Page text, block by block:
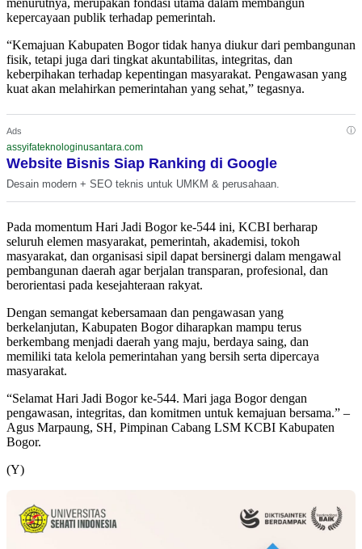
menurutnya, merupakan fondasi utama dalam membangun
kepercayaan publik terhadap pemerintah.
“Kemajuan Kabupaten Bogor tidak hanya diukur dari pembangunan
fisik, tetapi juga dari tingkat akuntabilitas, integritas, dan
keberpihakan terhadap kepentingan masyarakat. Pengawasan yang
kuat akan melahirkan pemerintahan yang sehat,” tegasnya.
Ads ⓘ
assyifateknologinusantara.com
Website Bisnis Siap Ranking di Google
Desain modern + SEO teknis untuk UMKM & perusahaan.
Pada momentum Hari Jadi Bogor ke-544 ini, KCBI berharap
seluruh elemen masyarakat, pemerintah, akademisi, tokoh
masyarakat, dan organisasi sipil dapat bersinergi dalam mengawal
pembangunan daerah agar berjalan transparan, profesional, dan
berorientasi pada kesejahteraan rakyat.
Dengan semangat kebersamaan dan pengawasan yang
berkelanjutan, Kabupaten Bogor diharapkan mampu terus
berkembang menjadi daerah yang maju, berdaya saing, dan
memiliki tata kelola pemerintahan yang bersih serta dipercaya
masyarakat.
“Selamat Hari Jadi Bogor ke-544. Mari jaga Bogor dengan
pengawasan, integritas, dan komitmen untuk kemajuan bersama.” –
Agus Marpaung, SH, Pimpinan Cabang LSM KCBI Kabupaten
Bogor.
(Y)